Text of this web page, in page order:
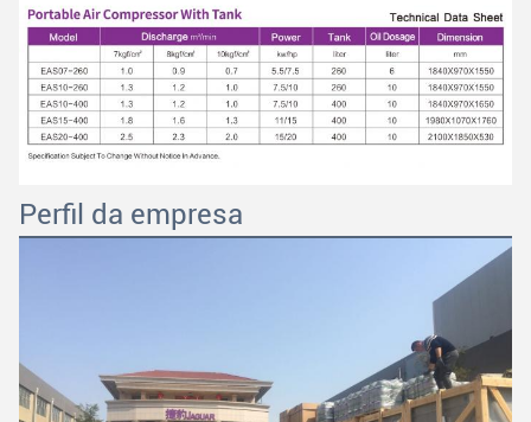
Submeter
Perfil da empresa